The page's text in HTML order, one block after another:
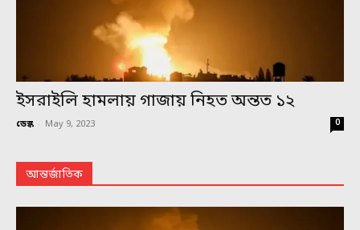
ইসরাইলি হামলায় গাজায় নিহত অন্তত ১২
ডেস্ক - May 9, 2023 0
আন্তর্জাতিক